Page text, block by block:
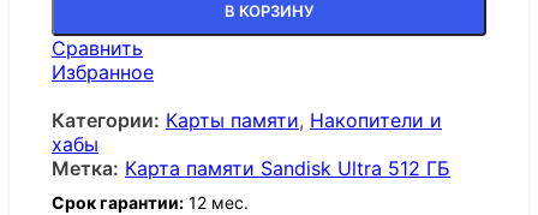
В КОРЗИНУ
Сравнить
Избранное
Категории: Карты памяти, Накопители и
хабы
Метка: Карта памяти Sandisk Ultra 512 ГБ
Срок гарантии: 12 мес.